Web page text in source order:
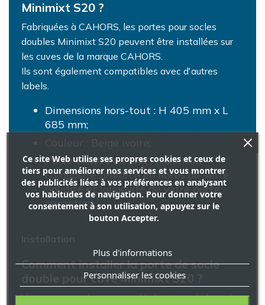
Minimixt S20 ?
Fabriquées à CAHORS, les portes pour socles
doubles Minimixt S20 peuvent être installées sur
les cuves de la marque CAHORS.
Ils sont également compatibles avec d'autres
labels.
Dimensions hors-tout : H 405 mm x L
685 mm;
Couleur : Beige ivoire;
Porte conçue en SMC, matériau
composite renforcé en fibres de verre.
Solidité et longévité de votre porte
garanties.
Installation
Comment installer la porte de socle
double pour cuve Minimixt S20 ?
Votre commande comprend la livraison de la porte
Ce site Web utilise ses propres cookies et ceux de
tiers pour améliorer nos services et vous montrer
des publicités liées à vos préférences en analysant
vos habitudes de navigation. Pour donner votre
consentement à son utilisation, appuyez sur le
bouton Accepter.
Plus d'informations
Personnaliser les cookies